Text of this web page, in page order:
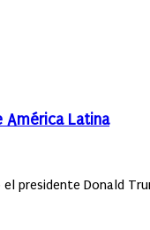
América Latina
presidente Donald